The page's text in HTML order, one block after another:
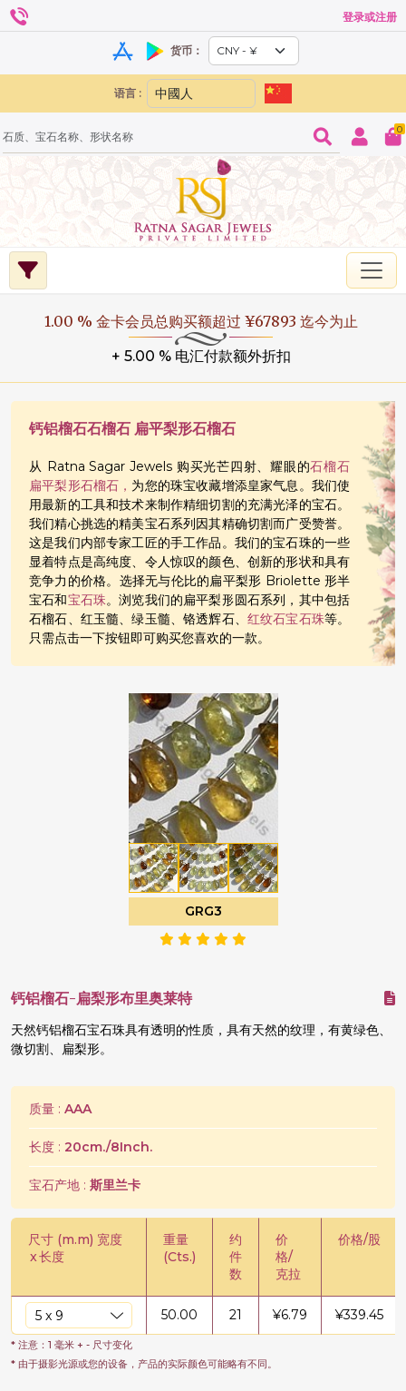
登录或注册
货币：
语言 :
0
1.00 % 金卡会员总购买额超过 ¥67893 迄今为止
+ 5.00 % 电汇付款额外折扣
钙铝榴石石榴石 扁平梨形石榴石
从 Ratna Sagar Jewels 购买光芒四射、耀眼的石榴石
扁平梨形石榴石， 为您的珠宝收藏增添皇家气息。我们使
用最新的工具和技术来制作精细切割的充满光泽的宝石。
我们精心挑选的精美宝石系列因其精确切割而广受赞誉。
这是我们内部专家工匠的手工作品。我们的宝石珠的一些
显着特点是高纯度、令人惊叹的颜色、创新的形状和具有
竞争力的价格。选择无与伦比的扁平梨形 Briolette 形半
宝石和宝石珠。浏览我们的扁平梨形圆石系列，其中包括
石榴石、红玉髓、绿玉髓、铬透辉石、 红纹石宝石珠等。
只需点击一下按钮即可购买您喜欢的一款。
GRG3
钙铝榴石-扁梨形布里奥莱特
天然钙铝榴石宝石珠具有透明的性质，具有天然的纹理，有黄绿色、
微切割、扁梨形。
质量 : AAA
长度 : 20cm./8Inch.
宝石产地 : 斯里兰卡
尺寸 (m.m) 宽度
x长度
重量
(Cts.)
约
件
数
价
格/
克拉
价格/股
50.00 21 ¥6.79 ¥339.45
* 注意：1 毫米 + - 尺寸变化
* 由于摄影光源或您的设备，产品的实际颜色可能略有不同。